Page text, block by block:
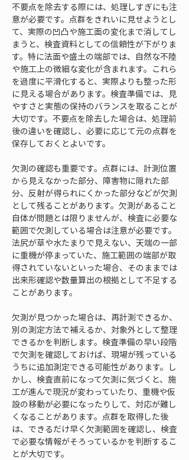
不要点を除去する際には、処理しすぎにも注
意が必要です。点群をきれいに見せようとし
て、実際の凹凸や施工面の変化まで消してし
まうと、検査資料としての信頼性が下がりま
す。特に法面や盛土の端部では、自然な不陸
や施工上の微細な変化が含まれます。これら
を過度に平滑化すると、実際よりも整った形
に見える場合があります。検査準備では、見
やすさと実態の保持のバランスを取ることが
大切です。不要点を除去した場合は、処理前
後の違いを確認し、必要に応じて元の点群を
保存しておくとよいです。
欠測の確認も重要です。点群には、計測位置
から見えなかった部分、障害物に隠れた部
分、反射が得られにくかった部分などが欠測
として残ることがあります。欠測があること
自体が問題とは限りませんが、検査に必要な
範囲で欠測している場合は注意が必要です。
法尻が草や水たまりで見えない、天端の一部
に重機が停まっていた、施工範囲の端部が取
得されていないといった場合、そのままでは
出来形確認や数量算出の根拠として不足する
ことがあります。
欠測が見つかった場合は、再計測できるか、
別の測定方法で補えるか、対象外として整理
できるかを判断します。検査準備の早い段階
で欠測を確認しておけば、現場が残っている
うちに追加測定できる可能性があります。し
かし、検査直前になって欠測に気づくと、施
工が進んで現況が変わっていたり、重機や仮
設の移動が必要になったりして、対応が難し
くなることがあります。点群を取得した後
は、できるだけ早く欠測範囲を確認し、検査
で必要な情報がそろっているかを判断するこ
とが大切です。